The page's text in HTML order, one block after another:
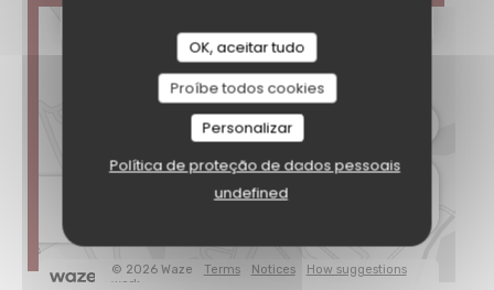
OK, aceitar tudo
Proíbe todos cookies
Personalizar
Política de proteção de dados pessoais
undefined